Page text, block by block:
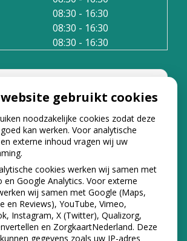
08:30 - 16:30
08:30 - 16:30
08:30 - 16:30
geen toestemming gegeven
inhouddie nodig is om
dit te zien.
Cookie-instellingen wijzigen
website gebruikt cookies
noodzakelijke cookies zodat deze
kan werken. Voor analytische
externe inhoud vragen wij uw
cookies werken wij samen met
en Google Analytics. Voor externe
wij samen met Google (Maps,
en Reviews), YouTube, Vimeo,
Instagram, X (Twitter), Qualizorg,
en ZorgkaartNederland. Deze
gegevens zoals uw IP-adres